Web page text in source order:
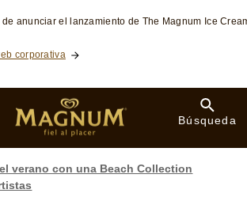
de anunciar el lanzamiento de The Magnum Ice
corporativa
Búsqueda
verano con una Beach Collection